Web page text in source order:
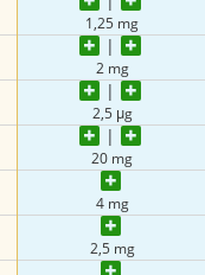
1,25 mg
2 mg
2,5 μg
20 mg
4 mg
2,5 mg